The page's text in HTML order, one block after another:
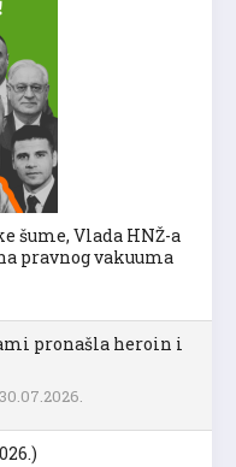
šume, Vlada HNŽ-a
pravnog vakuuma
pronašla heroin i
30.07.2026.